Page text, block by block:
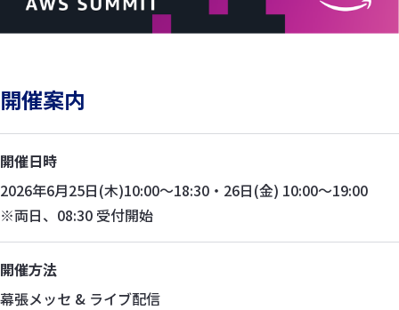
開催案内
開催日時
2026年6月25日(木)10:00～18:30・26日(金) 10:00～19:00
※両日、08:30 受付開始
開催方法
幕張メッセ & ライブ配信